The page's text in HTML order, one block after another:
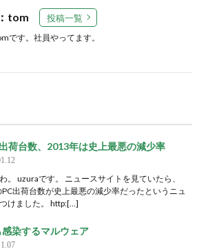
tom 投稿一覧
です。社員やってます。
荷台数、2013年は史上最悪の減少率
。 uzuraです。 ニュースサイトを見ていたら、
出荷台数が史上最悪の減少率だったというニュ
けました。 http:[…]
染するマルウェア